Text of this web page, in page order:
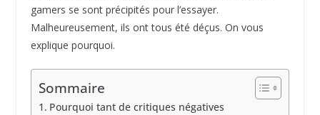
gamers se sont précipités pour l’essayer.
Malheureusement, ils ont tous été déçus. On vous
explique pourquoi.
Sommaire
Pourquoi tant de critiques négatives